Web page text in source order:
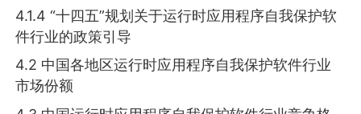
4.1.4 “十四五”规划关于运行时应用程序自我保护软
件行业的政策引导
4.2 中国各地区运行时应用程序自我保护软件行业
市场份额